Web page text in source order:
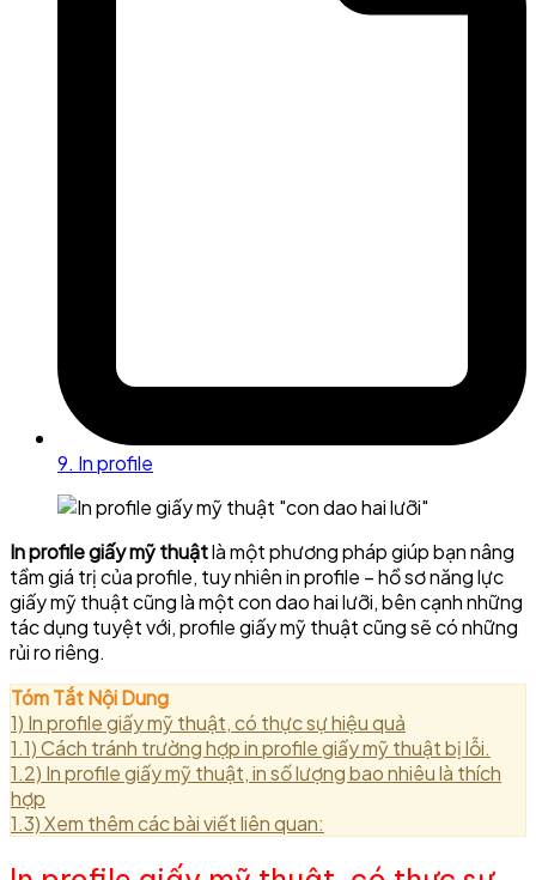
9. In profile
In profile giấy mỹ thuậtlà một phương pháp giúp bạn nâng
tầm giá trị của profile, tuy nhiên in profile – hồ sơ năng lực
giấy mỹ thuật cũng là một con dao hai lưỡi, bên cạnh những
tác dụng tuyệt với, profile giấy mỹ thuật cũng sẽ có những
rủi ro riêng.
Tóm Tắt Nội Dung
1) In profile giấy mỹ thuật, có thực sự hiệu quả
1.1)Cách tránh trường hợp in profile giấy mỹ thuật bị lỗi.
1.2) In profile giấy mỹ thuật, in số lượng bao nhiêu là thích
hợp
1.3)Xem thêm các bài viết liên quan: